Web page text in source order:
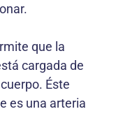
que la
cargada de
Éste
es una arteria